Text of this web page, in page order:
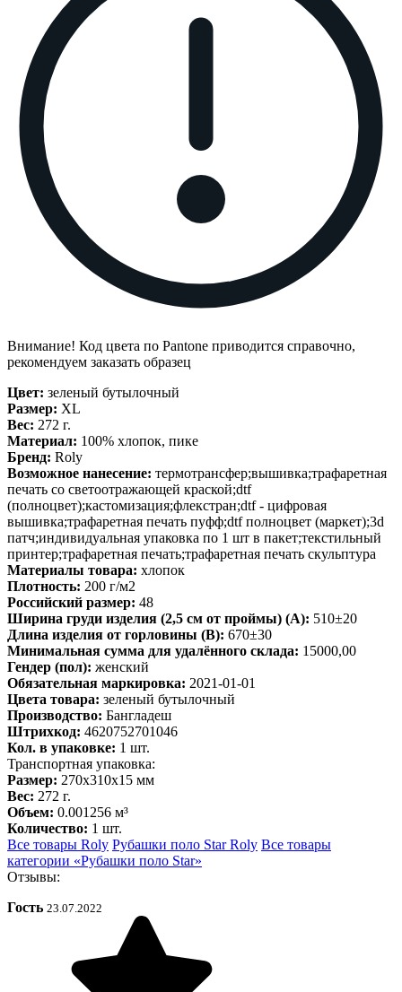
Внимание! Код цвета по Pantone приводится справочно,
рекомендуем заказать образец
Цвет: зеленый бутылочный
Размер: XL
Вес: 272 г.
Материал: 100% хлопок, пике
Бренд: Roly
Возможное нанесение: термотрансфер;вышивка;трафаретная
печать со светоотражающей краской;dtf
(полноцвет);кастомизация;флекстран;dtf - цифровая
вышивка;трафаретная печать пуфф;dtf полноцвет (маркет);3d
патч;индивидуальная упаковка по 1 шт в пакет;текстильный
принтер;трафаретная печать;трафаретная печать скульптура
Материалы товара: хлопок
Плотность: 200 г/м2
Российский размер: 48
Ширина груди изделия (2,5 см от проймы) (A): 510±20
Длина изделия от горловины (B): 670±30
Минимальная сумма для удалённого склада: 15000,00
Гендер (пол): женский
Обязательная маркировка: 2021-01-01
Цвета товара: зеленый бутылочный
Производство: Бангладеш
Штрихкод: 4620752701046
Кол. в упаковке: 1 шт.
Транспортная упаковка:
Размер: 270x310x15 мм
Вес: 272 г.
Объем: 0.001256 м³
Количество: 1 шт.
Все товары Roly Рубашки поло Star Roly Все товары
категории «Рубашки поло Star»
Отзывы:
Гость 23.07.2022